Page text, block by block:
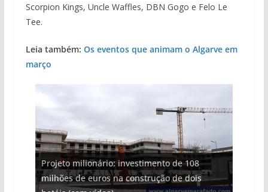
Scorpion Kings, Uncle Waffles, DBN Gogo e Felo Le
Tee.
Leia também: Os eventos que animam o Algarve em
março
Projeto milionário: investimento de 108
milhões de euros na construção de dois
Foto do dia: uma cidade algarvia que cresceu
Tapas do mar a 3 euros cada. Nova rota
Tempestades roubam areia de praias e põem
Milagre da água. Fontes emblemáticas do